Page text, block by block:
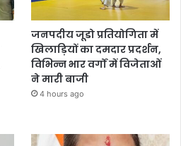
जनपदीय जूडो प्रतियोगिता में
खिलाड़ियों का दमदार प्रदर्शन,
विभिन्न भार वर्गों में विजेताओं
ने मारी बाजी
4 hours ago